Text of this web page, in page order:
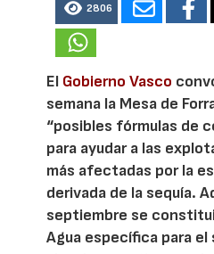
2806
El Gobierno Vasco
semana la Mesa de
“posibles fórmulas de
para ayudar a las
más afectadas por la
derivada de la sequía.
septiembre se
Agua específica para